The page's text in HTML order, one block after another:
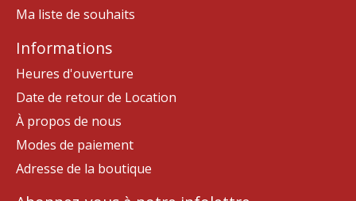
Ma liste de souhaits
Informations
Heures d'ouverture
Date de retour de Location
À propos de nous
Modes de paiement
Adresse de la boutique